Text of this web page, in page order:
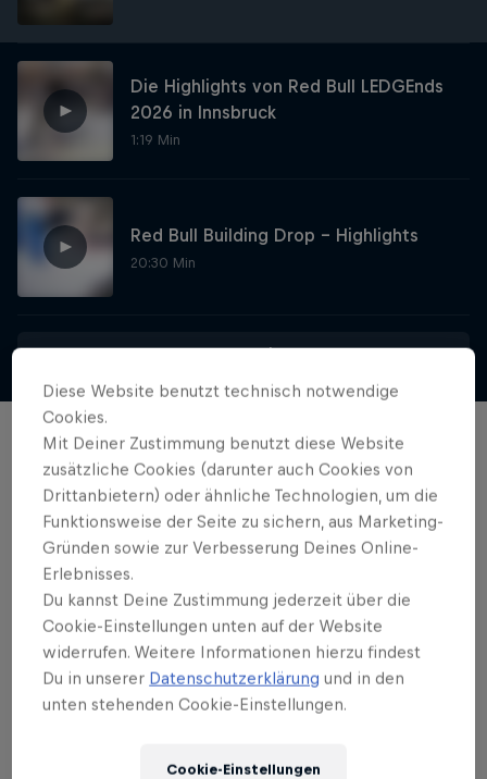
Die Highlights von Red Bull LEDGEnds
2026 in Innsbruck
1:19 Min
Red Bull Building Drop - Highlights
20:30 Min
Mehr anzeigen
Filme & Serien
Skate Tales
Madars Apse erkundet die Welt
5 Staffeln · 26 Folgen
SKATEBOARDING
Events
Diese Website benutzt technisch notwendige
Cookies.
Mit Deiner Zustimmung benutzt diese Website
zusätzliche Cookies (darunter auch Cookies von
Drittanbietern) oder ähnliche Technologien, um die
Funktionsweise der Seite zu sichern, aus Marketing-
Gründen sowie zur Verbesserung Deines Online-
Erlebnisses.
Du kannst Deine Zustimmung jederzeit über die
Cookie-Einstellungen unten auf der Website
widerrufen. Weitere Informationen hierzu findest
Du in unserer Datenschutzerklärung und in den
unten stehenden Cookie-Einstellungen.
Cookie-Einstellungen